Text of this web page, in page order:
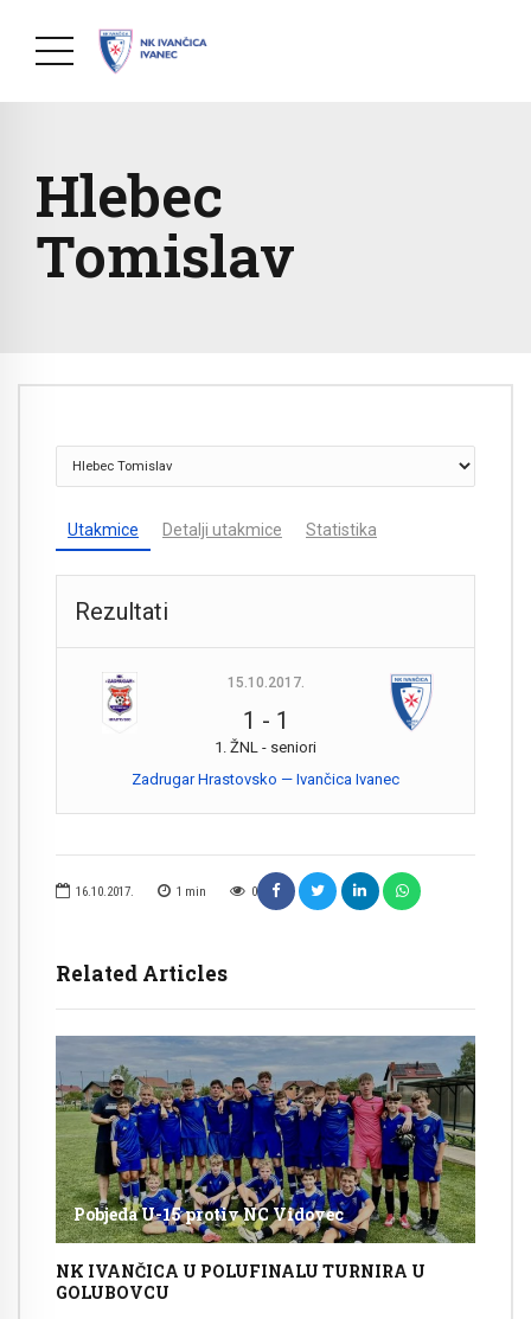
Hlebec
Tomislav
16.10.2017. 1 min 0
Related Articles
Pobjeda U-15 protiv NC Vidovec
NK IVANČICA U POLUFINALU TURNIRA U
GOLUBOVCU
Utakmice Detalji utakmice Statistika
Rezultati
15.10.2017.
1 - 1
1. ŽNL - seniori
Zadrugar Hrastovsko — Ivančica Ivanec